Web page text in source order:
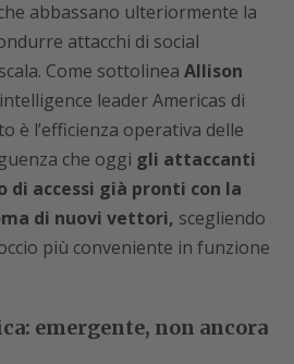
abbassano ulteriormente la
attacchi di social
Come sottolinea Allison
leader Americas di
è l’efficienza operativa delle
che oggi gli attaccanti
di accessi già pronti con la
di nuovi vettori, scegliendo
più conveniente in funzione
emergente, non ancora